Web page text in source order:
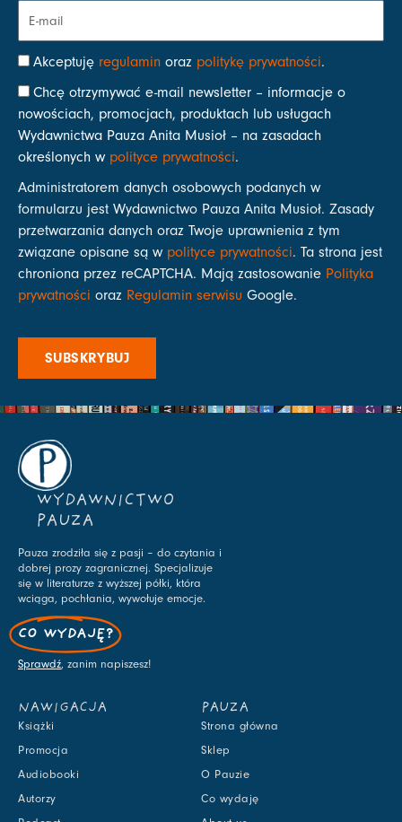
Akceptuję regulamin oraz politykę prywatności.
Chcę otrzymywać e-mail newsletter – informacje o
nowościach, promocjach, produktach lub usługach
Wydawnictwa Pauza Anita Musioł – na zasadach
określonych w polityce prywatności.
Administratorem danych osobowych podanych w
formularzu jest Wydawnictwo Pauza Anita Musioł. Zasady
przetwarzania danych oraz Twoje uprawnienia z tym
związane opisane są w polityce prywatności. Ta strona jest
chroniona przez reCAPTCHA. Mają zastosowanie Polityka
prywatności oraz Regulamin serwisu Google.
SUBSKRYBUJ
WYDAWNICTWO
PAUZA
Pauza zrodziła się z pasji – do czytania i
dobrej prozy zagranicznej. Specjalizuje
się w literaturze z wyższej półki, która
wciąga, pochłania, wywołuje emocje.
CO WYDAJĘ?
Sprawdź, zanim napiszesz!
NAWIGACJA
Książki
Promocja
Audiobooki
Autorzy
PAUZA
Strona główna
Sklep
O Pauzie
Co wydaję